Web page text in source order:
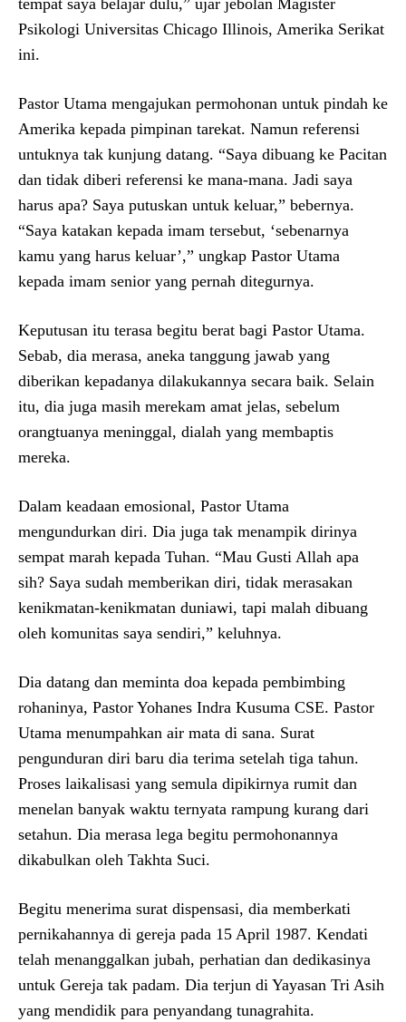
tempat saya belajar dulu,” ujar jebolan Magister
Psikologi Universitas Chicago Illinois, Amerika Serikat
ini.
Pastor Utama mengajukan permohonan untuk pindah ke
Amerika kepada pimpinan tarekat. Namun referensi
untuknya tak kunjung datang. “Saya dibuang ke Pacitan
dan tidak diberi referensi ke mana-mana. Jadi saya
harus apa? Saya putuskan untuk keluar,” bebernya.
“Saya katakan kepada imam tersebut, ‘sebenarnya
kamu yang harus keluar’,” ungkap Pastor Utama
kepada imam senior yang pernah ditegurnya.
Keputusan itu terasa begitu berat bagi Pastor Utama.
Sebab, dia merasa, aneka tanggung jawab yang
diberikan kepadanya dilakukannya secara baik. Selain
itu, dia juga masih merekam amat jelas, sebelum
orangtuanya meninggal, dialah yang membaptis
mereka.
Dalam keadaan emosional, Pastor Utama
mengundurkan diri. Dia juga tak menampik dirinya
sempat marah kepada Tuhan. “Mau Gusti Allah apa
sih? Saya sudah memberikan diri, tidak merasakan
kenikmatan-kenikmatan duniawi, tapi malah dibuang
oleh komunitas saya sendiri,” keluhnya.
Dia datang dan meminta doa kepada pembimbing
rohaninya, Pastor Yohanes Indra Kusuma CSE. Pastor
Utama menumpahkan air mata di sana. Surat
pengunduran diri baru dia terima setelah tiga tahun.
Proses laikalisasi yang semula dipikirnya rumit dan
menelan banyak waktu ternyata rampung kurang dari
setahun. Dia merasa lega begitu permohonannya
dikabulkan oleh Takhta Suci.
Begitu menerima surat dispensasi, dia memberkati
pernikahannya di gereja pada 15 April 1987. Kendati
telah menanggalkan jubah, perhatian dan dedikasinya
untuk Gereja tak padam. Dia terjun di Yayasan Tri Asih
yang mendidik para penyandang tunagrahita.